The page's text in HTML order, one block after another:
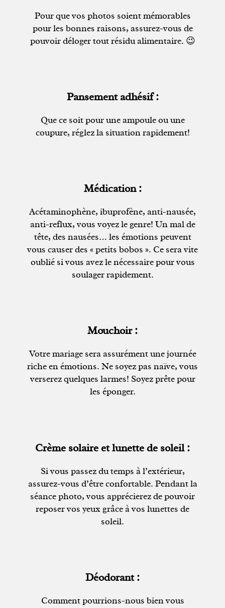
Pour que vos photos soient mémorables
pour les bonnes raisons, assurez-vous de
pouvoir déloger tout résidu alimentaire. 😉
Pansement adhésif :
Que ce soit pour une ampoule ou une
coupure, réglez la situation rapidement!
Médication :
Acétaminophène, ibuprofène, anti-nausée,
anti-reflux, vous voyez le genre! Un mal de
tête, des nausées… les émotions peuvent
vous causer des « petits bobos ». Ce sera vite
oublié si vous avez le nécessaire pour vous
soulager rapidement.
Mouchoir :
Votre mariage sera assurément une journée
riche en émotions. Ne soyez pas naïve, vous
verserez quelques larmes! Soyez prête pour
les éponger.
Crème solaire et lunette de soleil :
Si vous passez du temps à l’extérieur,
assurez-vous d’être confortable. Pendant la
séance photo, vous apprécierez de pouvoir
reposer vos yeux grâce à vos lunettes de
soleil.
Déodorant :
Comment pourrions-nous bien vous